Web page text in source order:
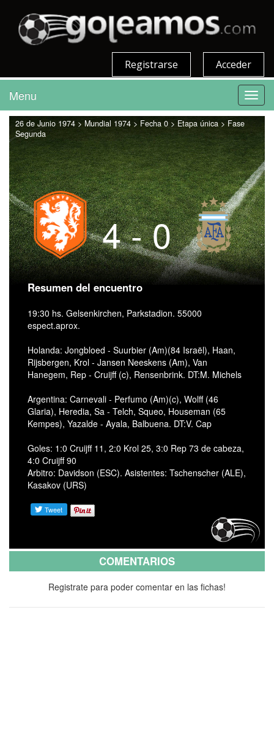
Acceder
Registrarse
Menu
26 de Junio 1974 > Mundial 1974 > Fecha 0 > Etapa única > Fase
Segunda
4 - 0
Resumen del encuentro
19:30 hs. Gelsenkirchen, Parkstadion. 55000
espect.aprox.
Holanda: Jongbloed - Suurbier (Am)(84 Israël), Haan,
Rijsbergen, Krol - Jansen Neeskens (Am), Van
Hanegem, Rep - Cruijff (c), Rensenbrink. DT:M. Michels
Argentina: Carnevali - Perfumo (Am)(c), Wolff (46
Glaria), Heredia, Sa - Telch, Squeo, Houseman (65
Kempes), Yazalde - Ayala, Balbuena. DT:V. Cap
Goles: 1:0 Cruijff 11, 2:0 Krol 25, 3:0 Rep 73 de cabeza,
4:0 Cruijff 90
Arbitro: Davidson (ESC). Asistentes: Tschenscher (ALE),
Kasakov (URS)
COMENTARIOS
Registrate para poder comentar en las fichas!